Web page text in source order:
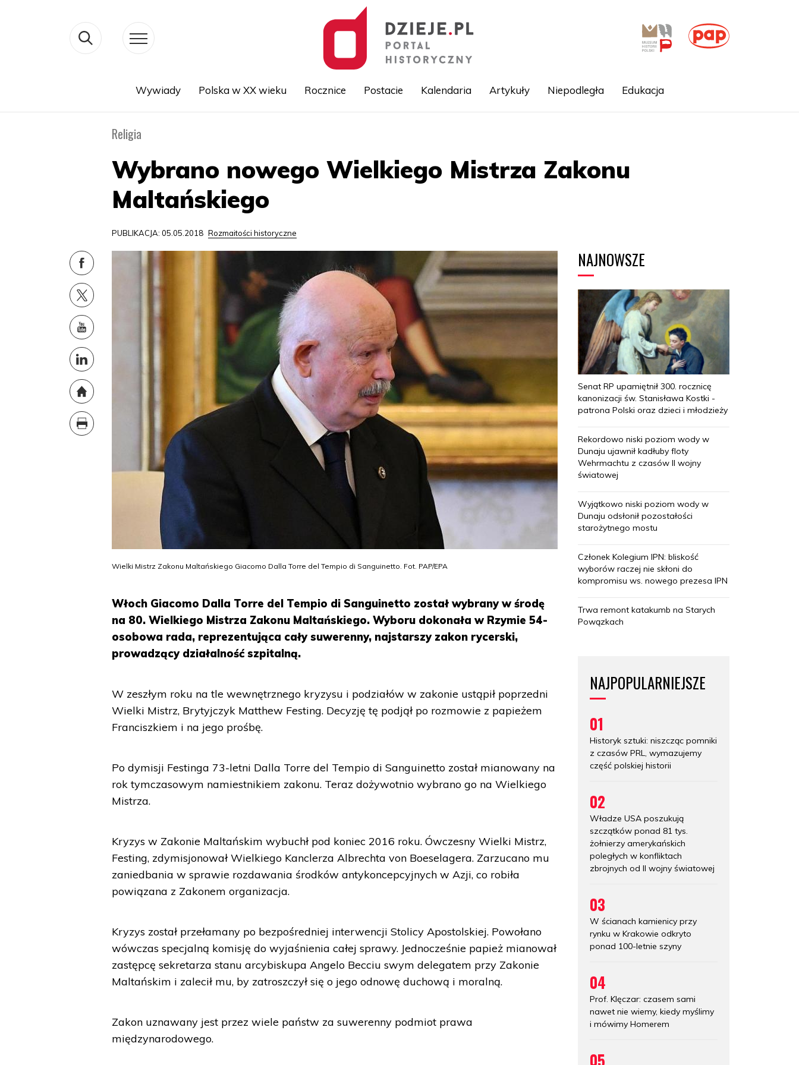
Wywiady Polska w XX wieku Rocznice Postacie Kalendaria Artykuły Niepodległa Edukacja
Religia
Wybrano nowego Wielkiego Mistrza Zakonu
Maltańskiego
PUBLIKACJA: 05.05.2018 Rozmaitości historyczne
Wielki Mistrz Zakonu Maltańskiego Giacomo Dalla Torre del Tempio di Sanguinetto. Fot. PAP/EPA
Włoch Giacomo Dalla Torre del Tempio di Sanguinetto został wybrany w środę
na 80. Wielkiego Mistrza Zakonu Maltańskiego. Wyboru dokonała w Rzymie 54-
osobowa rada, reprezentująca cały suwerenny, najstarszy zakon rycerski,
prowadzący działalność szpitalną.
W zeszłym roku na tle wewnętrznego kryzysu i podziałów w zakonie ustąpił poprzedni
Wielki Mistrz, Brytyjczyk Matthew Festing. Decyzję tę podjął po rozmowie z papieżem
Franciszkiem i na jego prośbę.
Po dymisji Festinga 73-letni Dalla Torre del Tempio di Sanguinetto został mianowany na
rok tymczasowym namiestnikiem zakonu. Teraz dożywotnio wybrano go na Wielkiego
Mistrza.
Kryzys w Zakonie Maltańskim wybuchł pod koniec 2016 roku. Ówczesny Wielki Mistrz,
Festing, zdymisjonował Wielkiego Kanclerza Albrechta von Boeselagera. Zarzucano mu
zaniedbania w sprawie rozdawania środków antykoncepcyjnych w Azji, co robiła
powiązana z Zakonem organizacja.
Kryzys został przełamany po bezpośredniej interwencji Stolicy Apostolskiej. Powołano
wówczas specjalną komisję do wyjaśnienia całej sprawy. Jednocześnie papież mianował
zastępcę sekretarza stanu arcybiskupa Angelo Becciu swym delegatem przy Zakonie
Maltańskim i zalecił mu, by zatroszczył się o jego odnowę duchową i moralną.
Zakon uznawany jest przez wiele państw za suwerenny podmiot prawa
międzynarodowego.
NAJNOWSZE
Senat RP upamiętnił 300. rocznicę
kanonizacji św. Stanisława Kostki -
patrona Polski oraz dzieci i młodzieży
Rekordowo niski poziom wody w
Dunaju ujawnił kadłuby floty
Wehrmachtu z czasów II wojny
światowej
Wyjątkowo niski poziom wody w
Dunaju odsłonił pozostałości
starożytnego mostu
Członek Kolegium IPN: bliskość
wyborów raczej nie skłoni do
kompromisu ws. nowego prezesa IPN
Trwa remont katakumb na Starych
Powązkach
NAJPOPULARNIEJSZE
01
Historyk sztuki: niszcząc pomniki
z czasów PRL, wymazujemy
część polskiej historii
02
Władze USA poszukują
szczątków ponad 81 tys.
żołnierzy amerykańskich
poległych w konfliktach
zbrojnych od II wojny światowej
03
W ścianach kamienicy przy
rynku w Krakowie odkryto
ponad 100-letnie szyny
04
Prof. Klęczar: czasem sami
nawet nie wiemy, kiedy myślimy
i mówimy Homerem
05